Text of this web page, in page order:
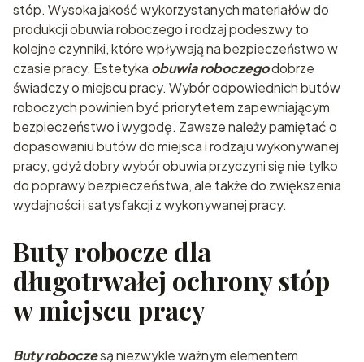
stóp. Wysoka jakość wykorzystanych materiałów do
produkcji obuwia roboczego i rodzaj podeszwy to
kolejne czynniki, które wpływają na bezpieczeństwo w
czasie pracy. Estetyka obuwia roboczegodobrze
świadczy o miejscu pracy. Wybór odpowiednich butów
roboczych powinien być priorytetem zapewniającym
bezpieczeństwo i wygodę. Zawsze należy pamiętać o
dopasowaniu butów do miejsca i rodzaju wykonywanej
pracy, gdyż dobry wybór obuwia przyczyni się nie tylko
do poprawy bezpieczeństwa, ale także do zwiększenia
wydajności i satysfakcji z wykonywanej pracy.
Buty robocze dla
długotrwałej ochrony stóp
w miejscu pracy
Buty roboczesą niezwykle ważnym elementem